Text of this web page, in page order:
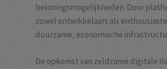
beloningsmogelijkheden. Door
zowel ontwikkelaars als
duurzame, economische
De opkomst van zeldzame digitale